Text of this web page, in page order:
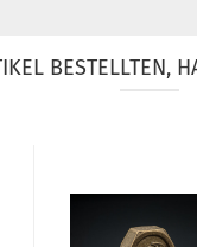
BESTELLTEN,